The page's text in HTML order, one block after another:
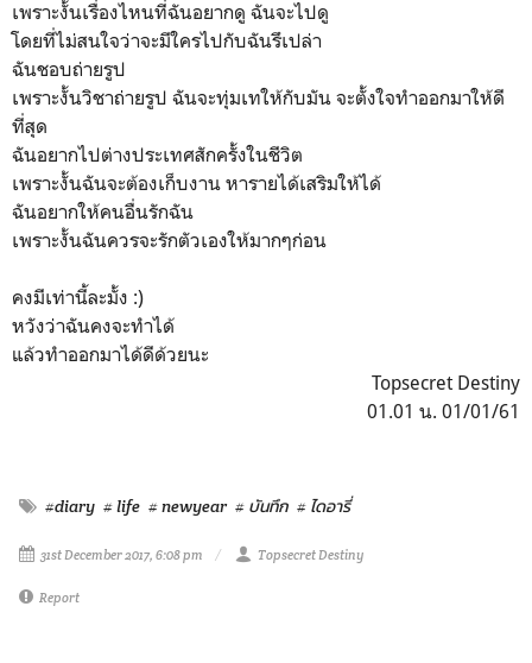
เพราะงั้นเรื่องไหนที่ฉันอยากดู ฉันจะไปดู
โดยที่ไม่สนใจว่าจะมีใครไปกับฉันรึเปล่า
ฉันชอบถ่ายรูป
เพราะงั้นวิชาถ่ายรูป ฉันจะทุ่มเทให้กับมัน จะตั้งใจทำออกมาให้ดี
ที่สุด
ฉันอยากไปต่างประเทศสักครั้งในชีวิต
เพราะงั้นฉันจะต้องเก็บงาน หารายได้เสริมให้ได้
ฉันอยากให้คนอื่นรักฉัน
เพราะงั้นฉันควรจะรักตัวเองให้มากๆก่อน
คงมีเท่านี้ละมั้ง :)
หวังว่าฉันคงจะทำได้
แล้วทำออกมาได้ดีด้วยนะ
Topsecret Destiny
01.01 น. 01/01/61
#diary # life # newyear # บันทึก # ไดอารี่
31st December 2017, 6:08 pm Topsecret Destiny
Report